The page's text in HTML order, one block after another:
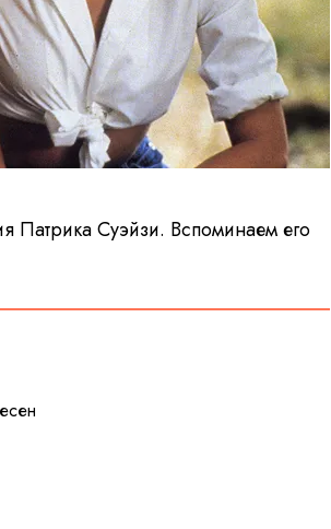
Патрика Суэйзи. Вспоминаем его